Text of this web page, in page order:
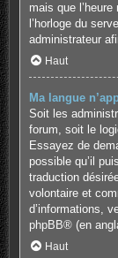
mais que
l’horloge du
administrateur
Haut
Ma langue
Soit les
forum, soit le
Essayez de
possible qu’il
traduction
volontaire et
d’informations,
phpBB® (en
Haut